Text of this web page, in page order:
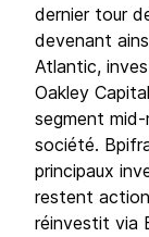
dernier tour
devenant
Atlantic,
Oakley
segment
société.
principaux
restent
réinvestit via